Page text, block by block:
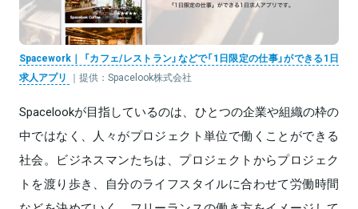
Spacework｜ 「カフェ/レストラン」などで「1日限定の仕事」ができる1日
求人アプリ ｜提供：Spacelook株式会社
Spacelookが目指しているのは、ひとつの企業や組織の枠の
中ではなく、人々がプロジェクト単位で働くことができる
社会。ビジネスマンたちは、プロジェクトからプロジェク
トを渡り歩き、自分のライフスタイルに合わせて労働時間